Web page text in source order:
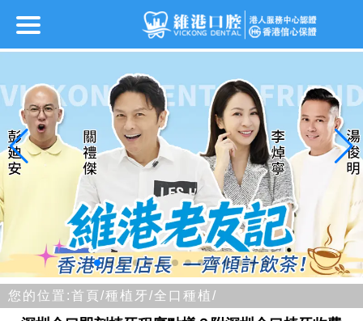
您的位置:首頁/種植牙/全口種植/